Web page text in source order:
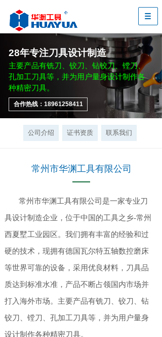
28年专注刀具设计制造
主要产品有铣刀、铰刀、钻铰刀、镗刀、
孔加工刀具等，并为用户量身设计制作各
种精密刀具。
合作热线：18961258411
公司介绍 证书资质 联系我们
常州市华渊工具有限公司
常州市华渊工具有限公司是一家专业刀
具设计制造企业，位于中国的工具之乡-常州
西夏墅工业园区。我们拥有丰富的经验和过
硬的技术，现拥有德国瓦尔特五轴数控磨床
等世界可靠的设备，采用优良材料，刀具品
质达到标准水准，产品不断占领国内市场并
打入海外市场。主要产品有铣刀、铰刀、钻
铰刀、镗刀、孔加工刀具等，并为用户量身
设计制作各种精密刀具。